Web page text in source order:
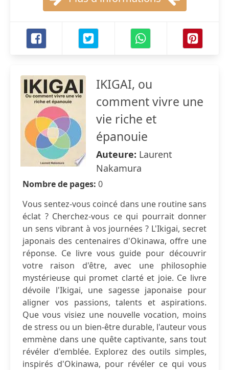
IKIGAI, ou
comment vivre une
vie riche et
épanouie
Auteure: Laurent
Nakamura
Nombre de pages: 0
Vous sentez-vous coincé dans une routine sans
éclat ? Cherchez-vous ce qui pourrait donner
un sens vibrant à vos journées ? L'Ikigai, secret
japonais des centenaires d'Okinawa, offre une
réponse. Ce livre vous guide pour découvrir
votre raison d'être, avec une philosophie
mystérieuse qui promet clarté et joie. Ce livre
dévoile l'Ikigai, une sagesse japonaise pour
aligner vos passions, talents et aspirations.
Que vous visiez une nouvelle vocation, moins
de stress ou un bien-être durable, l'auteur vous
emmène dans une quête captivante, sans tout
révéler d'emblée. Explorez des outils simples,
inspirés d'Okinawa, pour révéler ce qui vous